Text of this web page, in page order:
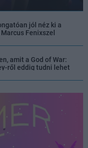
jól néz ki a
Fenixszel
jön PlayStation 5-re
amit a God of War:
ről eddig tudni lehet